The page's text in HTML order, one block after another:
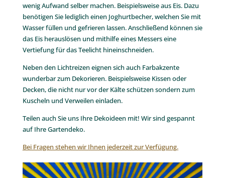
wenig Aufwand selber machen. Beispielsweise aus Eis. Dazu
benötigen Sie lediglich einen Joghurtbecher, welchen Sie mit
Wasser füllen und gefrieren lassen. Anschließend können sie
das Eis herauslösen und mithilfe eines Messers eine
Vertiefung für das Teelicht hineinschneiden.
Neben den Lichtreizen eignen sich auch Farbakzente
wunderbar zum Dekorieren. Beispielsweise Kissen oder
Decken, die nicht nur vor der Kälte schützen sondern zum
Kuscheln und Verweilen einladen.
Teilen auch Sie uns Ihre Dekoideen mit! Wir sind gespannt
auf Ihre Gartendeko.
Bei Fragen stehen wir Ihnen jederzeit zur Verfügung.